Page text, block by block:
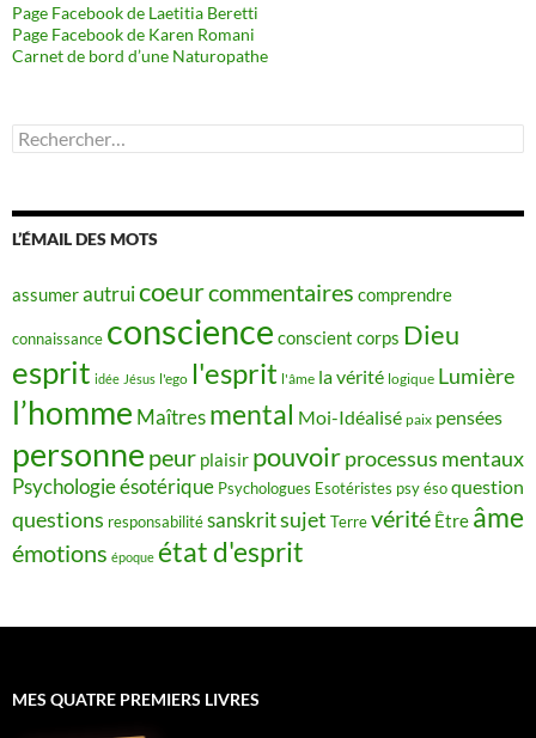
Page Facebook de Laetitia Beretti
Page Facebook de Karen Romani
Carnet de bord d’une Naturopathe
Rechercher :
L’ÉMAIL DES MOTS
assumerautruicoeurcommentaires comprendre
connaissance conscience conscient corps Dieu
esprit idée Jésus l'ego l'esprit l'âme la vérité logique Lumière
l’homme Maîtres mental Moi-Idéalisé paix pensées
personne peur plaisir pouvoirprocessus mentaux
Psychologie ésotérique Psychologues Esotéristes psy ésoquestion
questions responsabilitésanskritsujet Terrevérité Être âme
émotions époque état d'esprit
MES QUATRE PREMIERS LIVRES